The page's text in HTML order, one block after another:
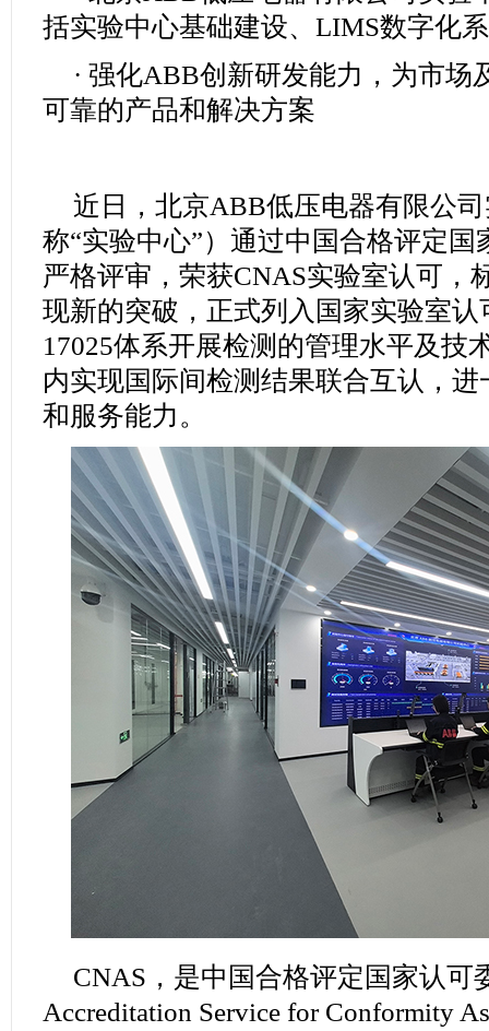
括实验中心基础建设、LIMS数字化
· 强化ABB创新研发能力，为市场
可靠的产品和解决方案
近日，北京ABB低压电器有限公
称“实验中心”）通过中国合格评定国
严格评审，荣获CNAS实验室认可，
现新的突破，正式列入国家实验室认
17025体系开展检测的管理水平及技
内实现国际间检测结果联合互认，
和服务能力。
CNAS，是中国合格评定国家认可
Accreditation Service for Conformity